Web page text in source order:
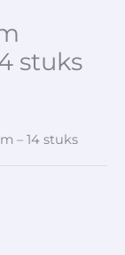
stuks
– 14 stuks